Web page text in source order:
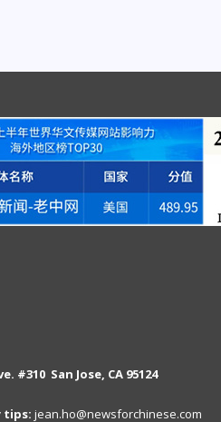
#310 San Jose, CA 95124
tips: jean.ho@newsforchinese.com